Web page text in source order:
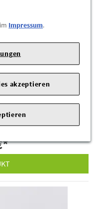
schwarz
nicht weit. Mit
schenken Sie Ihrem
Das Design überzeugt
:
*
Impressum.
akzeptieren